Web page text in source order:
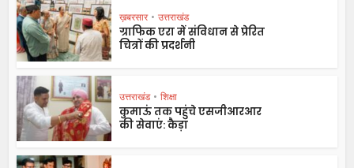
ख़बरसार • उत्तराखंड
ग्राफिक एरा में संविधान से प्रेरित
चित्रों की प्रदर्शनी
उत्तराखंड • शिक्षा
कुमाऊं तक पहुंचे एसजीआरआर
की सेवाएं: कैड़ा